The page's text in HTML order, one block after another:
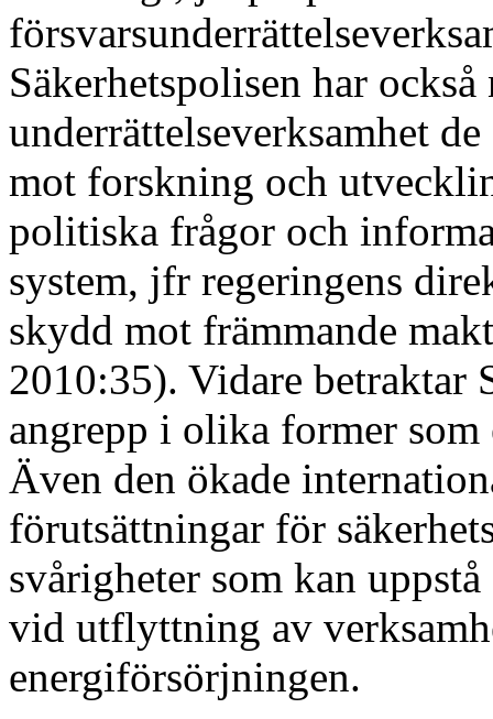
Säkerhetspolisen har
underrättelseverksamhet
mot forskning och
politiska frågor och
system, jfr regeringens
skydd mot främmande
2010:35). Vidare betraktar
angrepp i olika former
Även den ökade
förutsättningar för
svårigheter som kan
vid utflyttning av
energiförsörjningen.